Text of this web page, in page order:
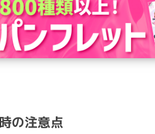
の注意点